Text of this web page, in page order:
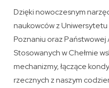
Dzięki nowoczesnym
naukowców z
Poznaniu oraz Państwowej
Stosowanych w Chełmie
mechanizmy, łączące
rzecznych z naszym